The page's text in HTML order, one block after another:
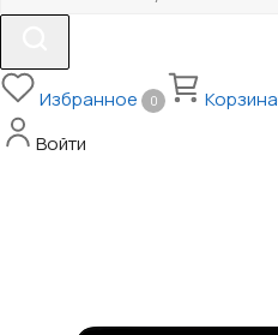
Избранное 0 Корзина
Войти